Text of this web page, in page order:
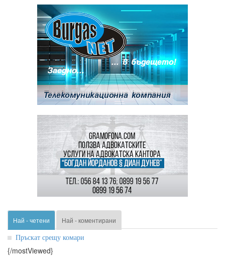
Най - четени Най - коментирани
Пръскат срещу комари
{/mostViewed}